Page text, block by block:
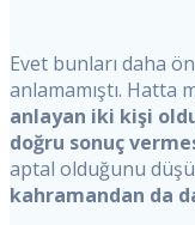
Evet bunları daha
anlamamıştı.
anlayan iki kişi
doğru sonuç
aptal olduğunu
kahramandan da